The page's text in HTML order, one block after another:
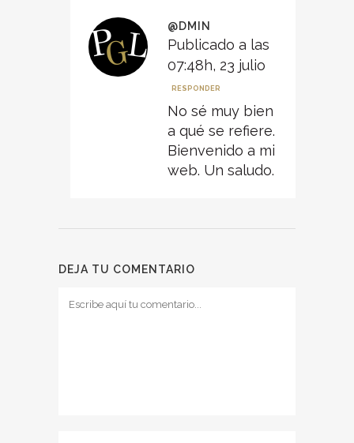
@DMIN
Publicado a las
07:48h, 23 julio
RESPONDER
No sé muy bien
a qué se refiere.
Bienvenido a mi
web. Un saludo.
DEJA TU COMENTARIO